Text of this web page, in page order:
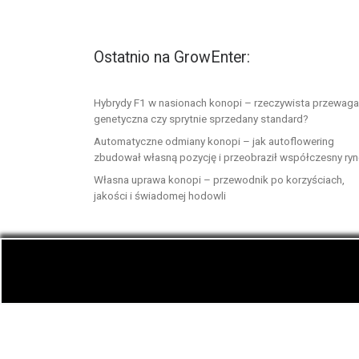
Ostatnio na GrowEnter:
Hybrydy F1 w nasionach konopi – rzeczywista przewaga
genetyczna czy sprytnie sprzedany standard?
Automatyczne odmiany konopi – jak autoflowering
zbudował własną pozycję i przeobraził współczesny
Własna uprawa konopi – przewodnik po korzyściach,
jakości i świadomej hodowli